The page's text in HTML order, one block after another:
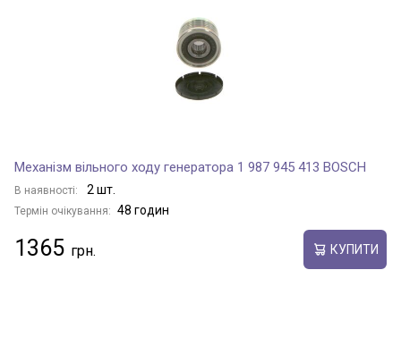
Механізм вільного ходу генератора 1 987 945 413 BOSCH
В наявності: 2 шт.
Термін очікування: 48 годин
1365 КУПИТИ